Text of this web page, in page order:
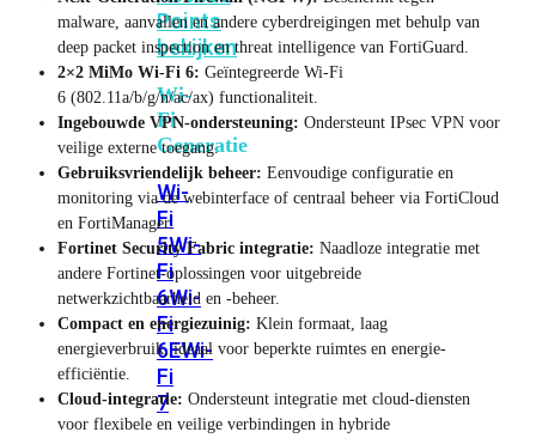
Points
bekijken
Wi-
Fi
Generatie
Wi-
Fi
5Wi-
Fi
6Wi-
Fi
6EWi-
Fi
7
malware, aanvallen en andere cyberdreigingen met behulp van
deep packet inspection en threat intelligence van FortiGuard.
2×2 MiMo Wi-Fi 6: Geïntegreerde Wi-Fi
6 (802.11a/b/g/n/ac/ax) functionaliteit.
Ingebouwde VPN-ondersteuning: Ondersteunt IPsec VPN voor
veilige externe toegang.
Gebruiksvriendelijk beheer: Eenvoudige configuratie en
monitoring via de webinterface of centraal beheer via FortiCloud
en FortiManager.
Fortinet Security Fabric integratie: Naadloze integratie met
andere Fortinet-oplossingen voor uitgebreide
netwerkzichtbaarheid en -beheer.
Compact en energiezuinig: Klein formaat, laag
energieverbruik, ideaal voor beperkte ruimtes en energie-
efficiëntie.
Cloud-integratie: Ondersteunt integratie met cloud-diensten
voor flexibele en veilige verbindingen in hybride